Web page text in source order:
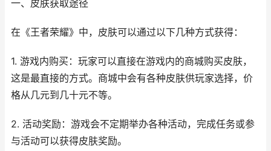
一、皮肤获取途径
在《王者荣耀》中，皮肤可以通过以下几种方式获得：
1. 游戏内购买：玩家可以直接在游戏内的商城购买皮肤，
这是最直接的方式。商城中会有各种皮肤供玩家选择，价
格从几元到几十元不等。
2. 活动奖励：游戏会不定期举办各种活动，完成任务或参
与活动可以获得皮肤奖励。